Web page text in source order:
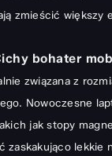
zmieścić większy
bohater
związana z
Nowoczesne
jak stopy
zaskakująco lekkie